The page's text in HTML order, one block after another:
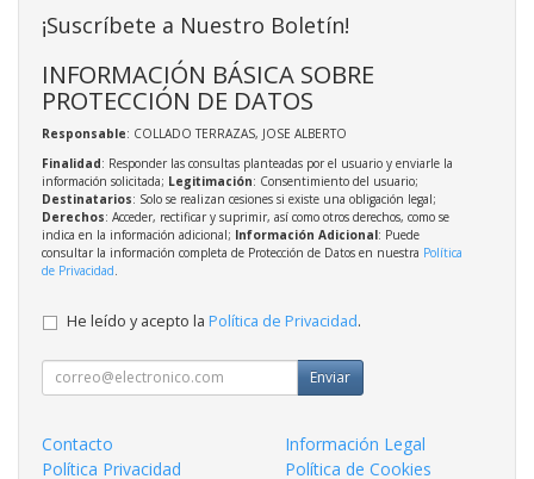
¡Suscríbete a Nuestro Boletín!
INFORMACIÓN BÁSICA SOBRE
PROTECCIÓN DE DATOS
Responsable: COLLADO TERRAZAS, JOSE ALBERTO
Finalidad: Responder las consultas planteadas por el usuario y enviarle la
información solicitada; Legitimación: Consentimiento del usuario;
Destinatarios: Solo se realizan cesiones si existe una obligación legal;
Derechos: Acceder, rectificar y suprimir, así como otros derechos, como se
indica en la información adicional; Información Adicional: Puede
consultar la información completa de Protección de Datos en nuestra Política
de Privacidad
He leído y acepto la Política de Privacidad.
Enviar
Contacto
Información Legal
Política Privacidad
Política de Cookies